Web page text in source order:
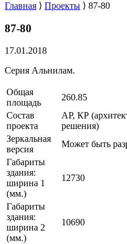
Главная ⟩ Проекты ⟩ 87-80
87-80
17.01.2018
Серия Альнилам.
Общая
площадь
260.85
Состав
проекта
АР, КР
решения)
Зеркальная
версия
Может быть
Габариты
здания:
ширина 1
(мм.)
12730
Габариты
здания:
ширина 2
(мм.)
10690